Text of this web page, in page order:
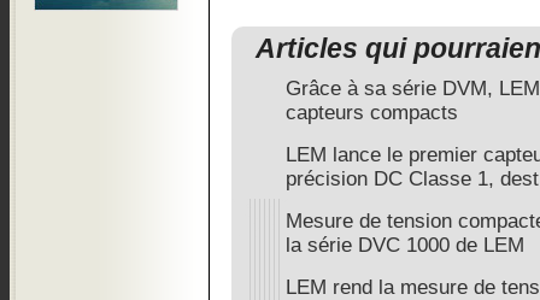
Articles qui
Grâce à sa série DVM,
capteurs compacts
LEM lance le premier
précision DC Classe 1,
Mesure de tension
la série DVC 1000 de LEM
LEM rend la mesure de